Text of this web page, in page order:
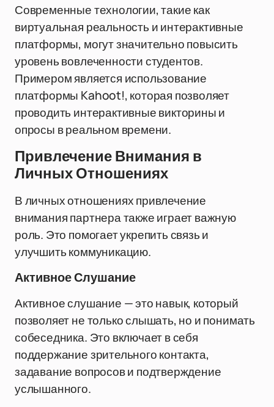
Современные технологии, такие как
виртуальная реальность и интерактивные
платформы, могут значительно повысить
уровень вовлеченности студентов.
Примером является использование
платформы Kahoot!, которая позволяет
проводить интерактивные викторины и
опросы в реальном времени.
Привлечение Внимания в
Личных Отношениях
В личных отношениях привлечение
внимания партнера также играет важную
роль. Это помогает укрепить связь и
улучшить коммуникацию.
Активное Слушание
Активное слушание — это навык, который
позволяет не только слышать, но и понимать
собеседника. Это включает в себя
поддержание зрительного контакта,
задавание вопросов и подтверждение
услышанного.